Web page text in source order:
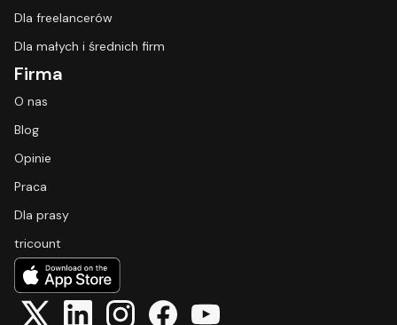
Dla freelancerów
Dla małych i średnich firm
Firma
O nas
Blog
Opinie
Praca
Dla prasy
tricount